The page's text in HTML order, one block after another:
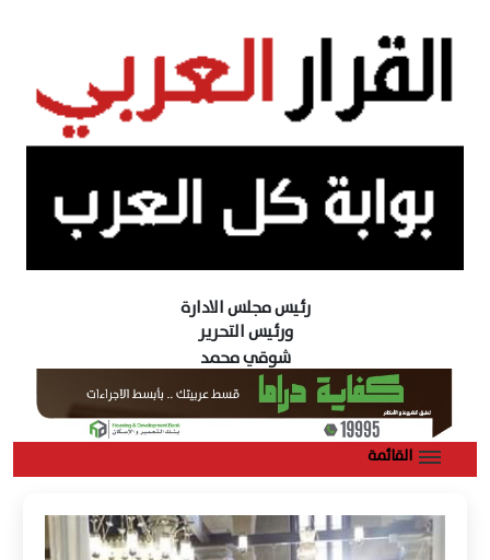
رئيس مجلس الادارة
ورئيس التحرير
شوقي محمد
القائمة